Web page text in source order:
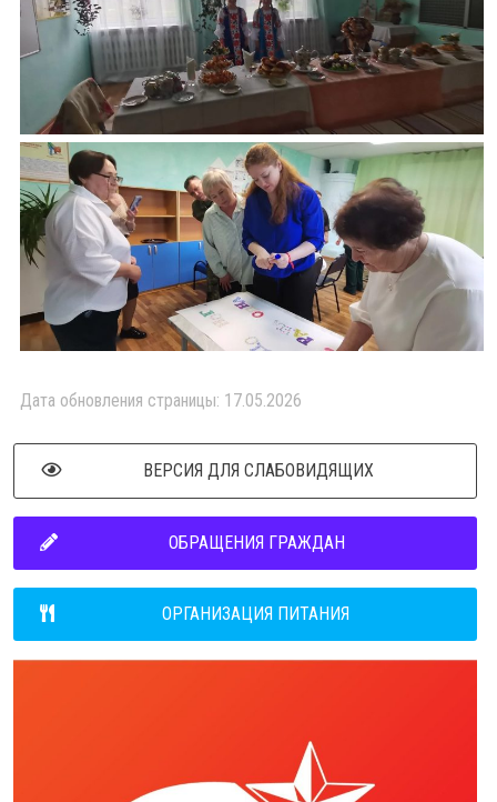
Дата обновления страницы: 17.05.2026
ВЕРСИЯ ДЛЯ СЛАБОВИДЯЩИХ
ОБРАЩЕНИЯ ГРАЖДАН
ОРГАНИЗАЦИЯ ПИТАНИЯ